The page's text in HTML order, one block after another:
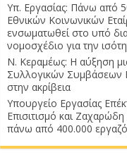
Υπ. Εργασίας: Πάνω από
Εθνικών Κοινωνικών
ενσωματωθεί στο υπό
νομοσχέδιο για την
Ν. Κεραμέως: Η αύξηση
Συλλογικών Συμβάσεων
στην ακρίβεια
Υπουργείο Εργασίας
Επισιτισμό και
πάνω από 400.000